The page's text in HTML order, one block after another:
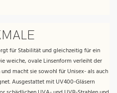
für Stabilität und gleichzeitig für ein
weiche, ovale Linsenform verleiht der
macht sie sowohl für Unisex- als auch
Ausgestattet mit UV400-Gläsern